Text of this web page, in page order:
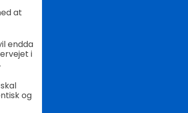
at
endda
i
og